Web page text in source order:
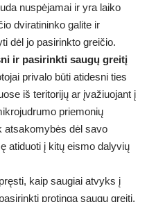
nuspėjamai ir yra laiko
dviratininko galite ir
dėl jo pasirinkto greičio.
ir pasirinkti saugų greitį
privalo būti atidesni ties
iš teritorijų ar įvažiuojant į
priemonių
atsakomybės dėl savo
atiduoti į kitų eismo dalyvių
kaip saugiai atvyks į
protingą saugų greitį,